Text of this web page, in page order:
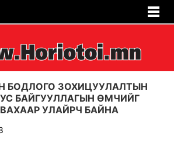
БОДЛОГО ЗОХИЦУУЛАЛТЫН
БАЙГУУЛЛАГЫН ӨМЧИЙГ
УЛАЙРЧ БАЙНА